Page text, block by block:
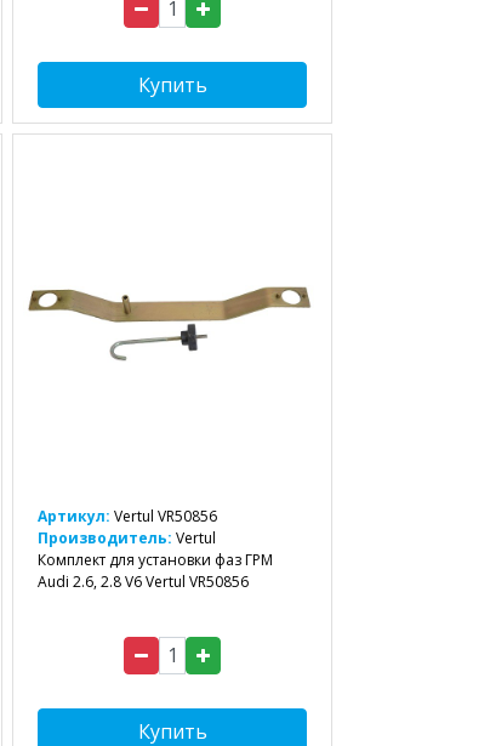
Купить
Артикул: Vertul VR50856
Производитель: Vertul
Комплект для установки фаз ГРМ
Audi 2.6, 2.8 V6 Vertul VR50856
Купить